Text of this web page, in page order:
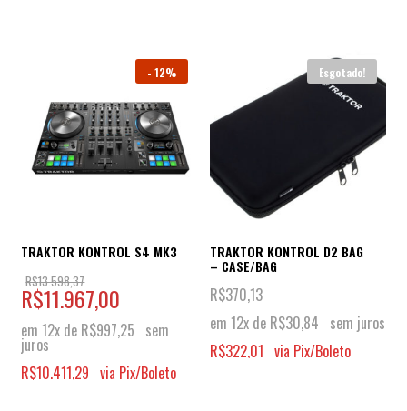
- 12%
TRAKTOR KONTROL S4 MK3
R$13.598,37
R$11.967,00
em 12x de R$997,25 sem
juros
R$10.411,29 via Pix/Boleto
Esgotado!
TRAKTOR KONTROL D2 BAG
– CASE/BAG
R$370,13
em 12x de R$30,84 sem juros
R$322,01 via Pix/Boleto